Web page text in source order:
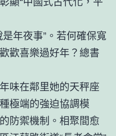
年夜事”。若何確保寬
歡喜樂過好年？總書
味在鄰里她的天秤座
極端的強迫協調模
防禦機制。相聚間愈